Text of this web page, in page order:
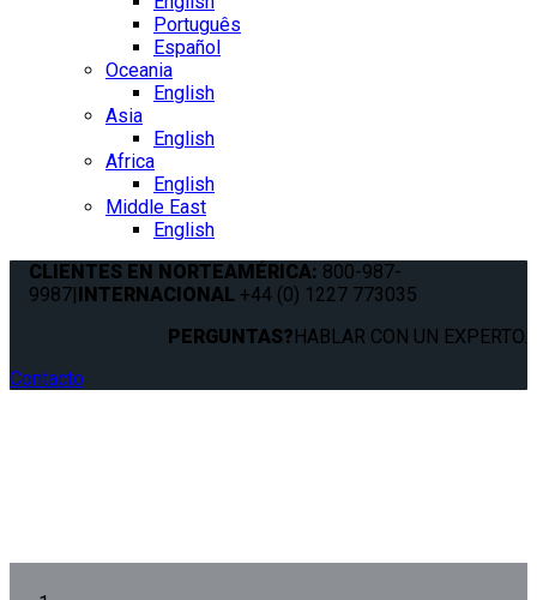
Português
Español
Oceania
English
Asia
English
Africa
English
Middle East
English
CLIENTES EN NORTEAMÉRICA: 800-987-
9987|INTERNACIONAL +44 (0) 1227 773035
PERGUNTAS?HABLAR CON UN EXPERTO.
Contacto